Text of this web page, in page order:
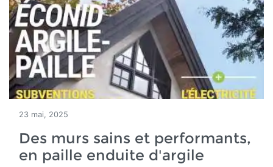
23 mai, 2025
Des murs sains et performants,
en paille enduite d'argile